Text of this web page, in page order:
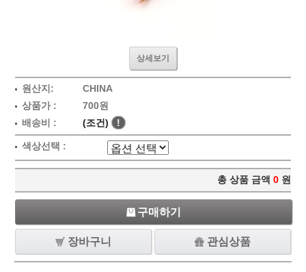
상세보기
원산지:
CHINA
상품가 :
700원
배송비 :
(조건) !
색상선택 :
총 상품 금액 0 원
구매하기
장바구니 관심상품